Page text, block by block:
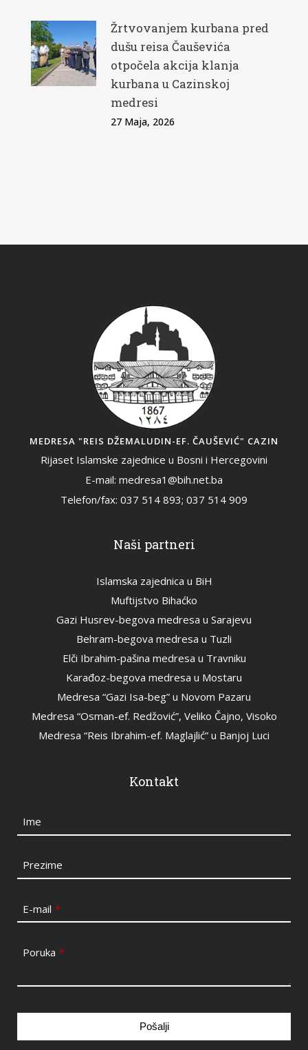
Žrtvovanjem kurbana pred
dušu reisa Čauševića
otpočela akcija klanja
kurbana u Cazinskoj
medresi
27 Maja, 2026
MEDRESA "REIS DŽEMALUDIN-EF. ČAUŠEVIĆ" CAZIN
Rijaset Islamske zajednice u Bosni i Hercegovini
E-mail: medresa1@bih.net.ba
Telefon/fax: 037 514 893; 037 514 909
Naši partneri
Islamska zajednica u BiH
Muftijstvo Bihaćko
Gazi Husrev-begova medresa u Sarajevu
Behram-begova medresa u Tuzli
Elči Ibrahim-pašina medresa u Travniku
Karađoz-begova medresa u Mostaru
Medresa “Gazi Isa-beg” u Novom Pazaru
Medresa “Osman-ef. Redžović”, Veliko Čajno, Visoko
Medresa “Reis Ibrahim-ef. Maglajlić” u Banjoj Luci
Kontakt
Ime
Prezime
E-mail *
Poruka *
Pošalji